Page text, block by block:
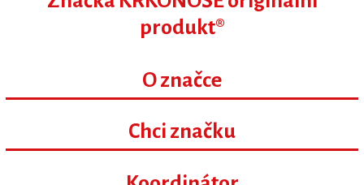
produkt®
O značce
Chci značku